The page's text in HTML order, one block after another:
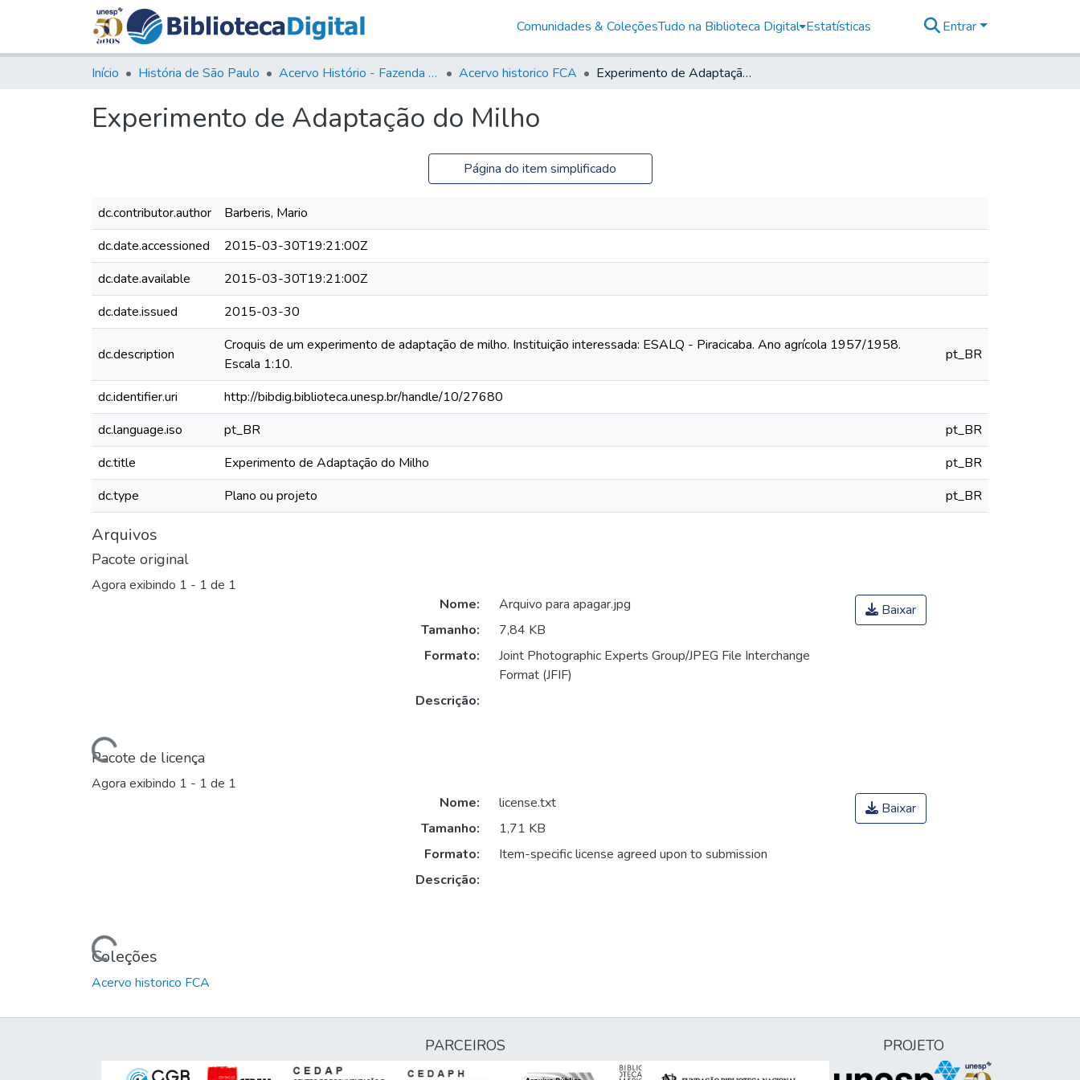
Comunidades & ColeçõesTudo na Biblioteca Digital Estatísticas Entrar
Início História de São Paulo Acervo Histório - Fazenda Lageado Acervo historico FCA Experimento de Adaptação do Milho
Experimento de Adaptação do Milho
Página do item simplificado
dc.contributor.author
Barberis, Mario
dc.date.accessioned
2015-03-30T19:21:00Z
dc.date.available
2015-03-30T19:21:00Z
dc.date.issued
2015-03-30
dc.description
Croquis de um experimento de adaptação de milho. Instituição interessada: ESALQ - Piracicaba. Ano agrícola 1957/1958.
Escala 1:10.
pt_BR
dc.identifier.uri
http://bibdig.biblioteca.unesp.br/handle/10/27680
dc.language.iso
pt_BR
pt_BR
dc.title
Experimento de Adaptação do Milho
pt_BR
dc.type
Plano ou projeto pt_BR
Arquivos
Pacote original
Agora exibindo 1 - 1 de 1
Carregando...
Nome:
Arquivo para apagar.jpg
Tamanho:
7,84 KB
Formato:
Joint Photographic Experts Group/JPEG File Interchange
Format (JFIF)
Descrição:
Baixar
Pacote de licença
Agora exibindo 1 - 1 de 1
Carregando...
Nome:
license.txt
Tamanho:
1,71 KB
Formato:
Item-specific license agreed upon to submission
Descrição:
Baixar
Coleções
Acervo historico FCA
PARCEIROS PROJETO